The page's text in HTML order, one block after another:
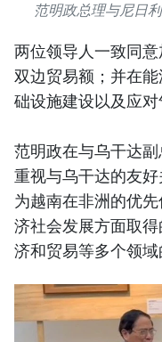
范明政总理与尼日
两位领导人一致同
双边贸易额；并在
础设施建设以及应对
范明政在与乌干达
重视与乌干达的友
为越南在非洲的优
济社会发展方面取
济和贸易等多个领域